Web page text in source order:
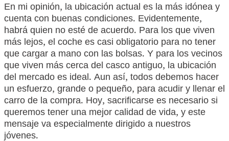
En mi opinión, la ubicación actual es la más idónea y
cuenta con buenas condiciones. Evidentemente,
habrá quien no esté de acuerdo. Para los que viven
más lejos, el coche es casi obligatorio para no tener
que cargar a mano con las bolsas. Y para los vecinos
que viven más cerca del casco antiguo, la ubicación
del mercado es ideal. Aun así, todos debemos hacer
un esfuerzo, grande o pequeño, para acudir y llenar el
carro de la compra. Hoy, sacrificarse es necesario si
queremos tener una mejor calidad de vida, y este
mensaje va especialmente dirigido a nuestros
jóvenes.